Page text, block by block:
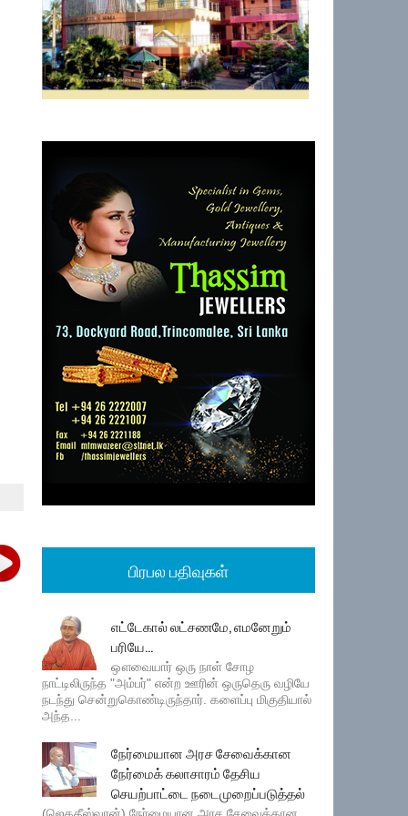
பிரபல பதிவுகள்
எட்டேகால் லட்சணமே, எமனேறும்
பரியே...
ஔவையார் ஒரு நாள் சோழ
நாட்டிலிருந்த "அம்பர்" என்ற ஊரின் ஒருதெரு வழியே
நடந்து சென்றுகொண்டிருந்தார். களைப்பு மிகுதியால்
அந்த...
நேர்மையான அரச சேவைக்கான
நேர்மைக் கலாசாரம் தேசிய
செயற்பாட்டை நடைமுறைப்படுத்தல்
(ஜெகதீஸ்வரன்) நேர்மையான அரச சேவைக்கான